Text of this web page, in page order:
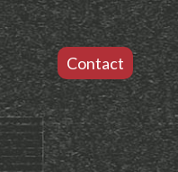
Contact